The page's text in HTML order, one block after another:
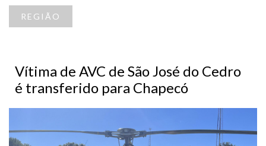
REGIÃO
Vítima de AVC de São José do Cedro
é transferido para Chapecó